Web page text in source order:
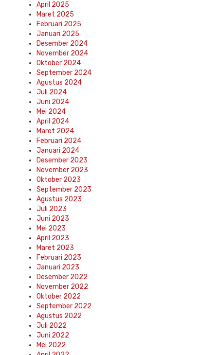
April 2025
Maret 2025
Februari 2025
Januari 2025
Desember 2024
November 2024
Oktober 2024
September 2024
Agustus 2024
Juli 2024
Juni 2024
Mei 2024
April 2024
Maret 2024
Februari 2024
Januari 2024
Desember 2023
November 2023
Oktober 2023
September 2023
Agustus 2023
Juli 2023
Juni 2023
Mei 2023
April 2023
Maret 2023
Februari 2023
Januari 2023
Desember 2022
November 2022
Oktober 2022
September 2022
Agustus 2022
Juli 2022
Juni 2022
Mei 2022